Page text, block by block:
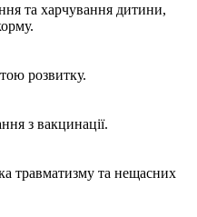
та харчування дитини,
розвитку.
з вакцинації.
травматизму та нещасних